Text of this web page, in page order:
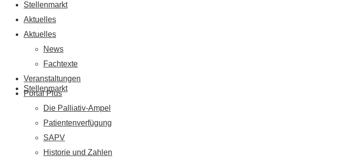
Stellenmarkt
Stellenmarkt
Aktuelles
Aktuelles
News
Fachtexte
Veranstaltungen
Portal Plus
Die Palliativ-Ampel
Patientenverfügung
SAPV
Historie und Zahlen